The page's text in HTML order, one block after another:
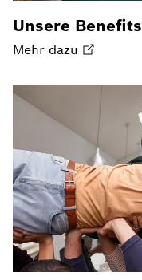
Unsere Benefits
Mehr dazu